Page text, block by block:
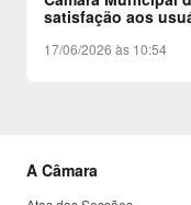
satisfação aos
17/06/2026 às 10:54
A Câmara